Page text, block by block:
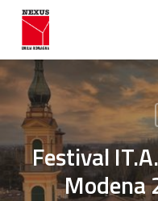
Skip
main
content
Festival
Modena